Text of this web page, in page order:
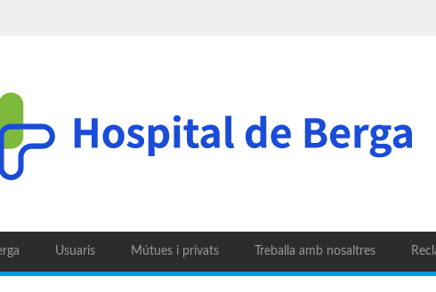
Usuaris Mútues i privats Treballa amb nosaltres